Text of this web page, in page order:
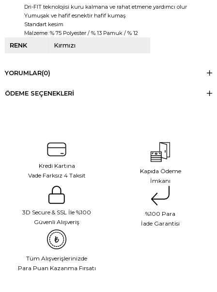
Dri-FIT teknolojisi kuru kalmana ve rahat etmene yardımcı olur
Yumuşak ve hafif esnektir hafif kumaş
Standart kesim
Malzeme: % 75 Polyester / % 13 Pamuk / % 12
RENK Kırmızı
YORUMLAR(0)
ÖDEME SEÇENEKLERI
Kredi Kartına
Vade Farksız 4 Taksit
Kapıda Ödeme
İmkanı
3D Secure & SSL İle %100
Güvenli Alışveriş
%100 Para
İade Garantisi
Tüm Alışverişlerinizde
Para Puan Kazanma Fırsatı